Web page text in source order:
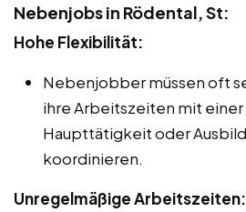
Nebenjobs in Rödental, St:
Hohe Flexibilität:
Nebenjobber müssen oft
ihre Arbeitszeiten mit einer
Haupttätigkeit oder
koordinieren.
Unregelmäßige Arbeitszeiten: